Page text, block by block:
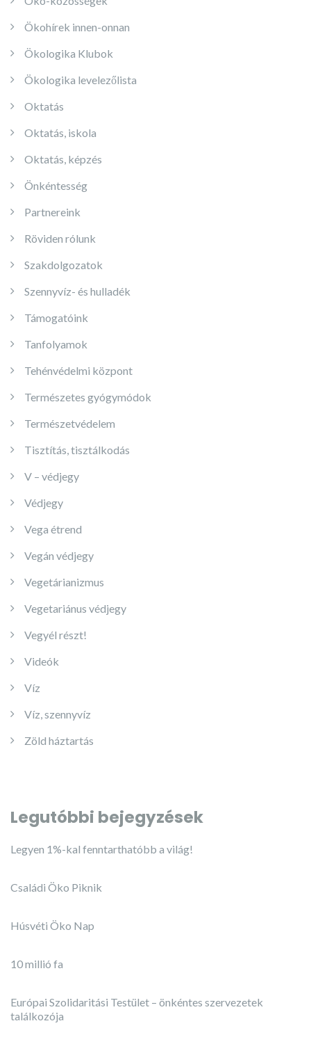
Ökohírek innen-onnan
Ökologika Klubok
Ökologika levelezőlista
Oktatás
Oktatás, iskola
Oktatás, képzés
Önkéntesség
Partnereink
Röviden rólunk
Szakdolgozatok
Szennyvíz- és hulladék
Támogatóink
Tanfolyamok
Tehénvédelmi központ
Természetes gyógymódok
Természetvédelem
Tisztítás, tisztálkodás
V – védjegy
Védjegy
Vega étrend
Vegán védjegy
Vegetárianizmus
Vegetariánus védjegy
Vegyél részt!
Videók
Víz
Víz, szennyvíz
Zöld háztartás
Legutóbbi bejegyzések
Legyen 1%-kal fenntarthatóbb a világ!
Családi Öko Piknik
Húsvéti Öko Nap
10 millió fa
Európai Szolidaritási Testület – önkéntes szervezetek
találkozója